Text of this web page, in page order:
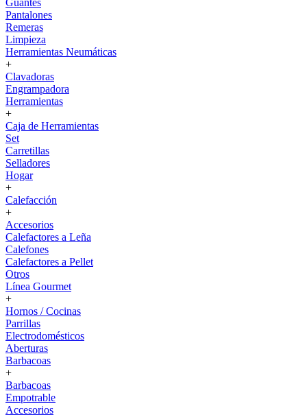
Guantes
Pantalones
Remeras
Limpieza
Herramientas Neumáticas
+
Clavadoras
Engrampadora
Herramientas
+
Caja de Herramientas
Set
Carretillas
Selladores
Hogar
+
Calefacción
+
Accesorios
Calefactores a Leña
Calefones
Calefactores a Pellet
Otros
Línea Gourmet
+
Hornos / Cocinas
Parrillas
Electrodomésticos
Aberturas
Barbacoas
+
Barbacoas
Empotrable
Accesorios